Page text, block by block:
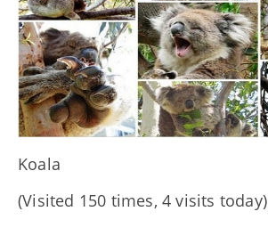
Koala
(Visited 150 times, 4 visits today)